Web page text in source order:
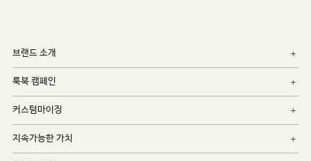
브랜드 소개
룩북 캠페인
커스텀마이징
지속가능한 가치